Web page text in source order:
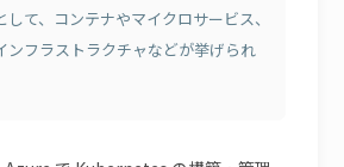
て、コンテナやマイクロサービス、
ンフラストラクチャなどが挙げられ